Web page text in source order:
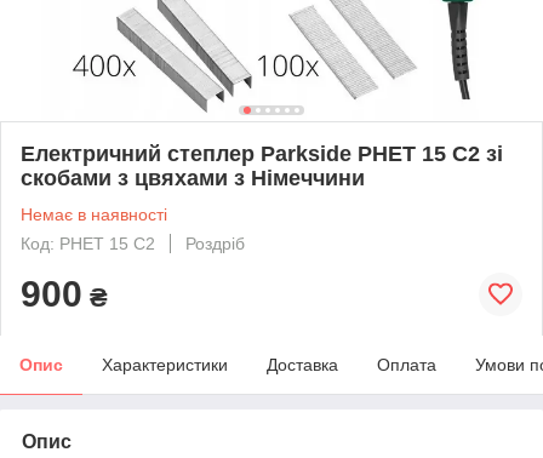
Електричний степлер Parkside PHET 15 C2 зі
скобами з цвяхами з Німеччини
Немає в наявності
Код: PHET 15 C2
Роздріб
900 ₴
Опис Характеристики Доставка Оплата Умови
Опис